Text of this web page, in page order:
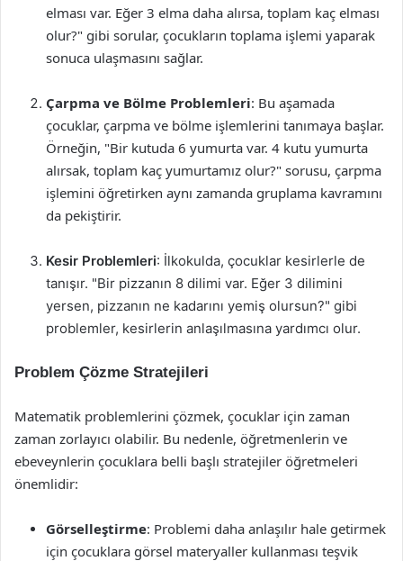
elması var. Eğer 3 elma daha alırsa, toplam kaç elması
olur?" gibi sorular, çocukların toplama işlemi yaparak
sonuca ulaşmasını sağlar.
Çarpma ve Bölme Problemleri: Bu aşamada
çocuklar, çarpma ve bölme işlemlerini tanımaya başlar.
Örneğin, "Bir kutuda 6 yumurta var. 4 kutu yumurta
alırsak, toplam kaç yumurtamız olur?" sorusu, çarpma
işlemini öğretirken aynı zamanda gruplama kavramını
da pekiştirir.
Kesir Problemleri: İlkokulda, çocuklar kesirlerle de
tanışır. "Bir pizzanın 8 dilimi var. Eğer 3 dilimini
yersen, pizzanın ne kadarını yemiş olursun?" gibi
problemler, kesirlerin anlaşılmasına yardımcı olur.
Problem Çözme Stratejileri
Matematik problemlerini çözmek, çocuklar için zaman
zaman zorlayıcı olabilir. Bu nedenle, öğretmenlerin ve
ebeveynlerin çocuklara belli başlı stratejiler öğretmeleri
önemlidir:
Görselleştirme: Problemi daha anlaşılır hale getirmek
için çocuklara görsel materyaller kullanması teşvik